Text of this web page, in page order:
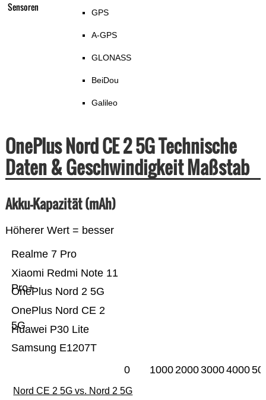
Sensoren GPS
A-GPS
GLONASS
BeiDou
Galileo
OnePlus Nord CE 2 5G Technische
Daten & Geschwindigkeit Maßstab
Akku-Kapazität (mAh)
Höherer Wert = besser
Samsung E1207T
Huawei P30 Lite
OnePlus Nord CE 2
5G
OnePlus Nord 2 5G
Xiaomi Redmi Note 11
Pro+
Realme 7 Pro
0 1000200030004000
Nord CE 2 5G vs. Nord 2 5G